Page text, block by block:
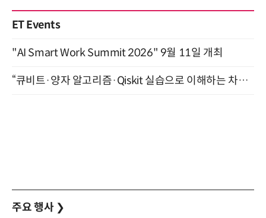
ET Events
"AI Smart Work Summit 2026" 9월 11일 개최
“큐비트·양자 알고리즘·Qiskit 실습으로 이해하는 차세대 컴퓨팅” (8/28)
주요 행사 ❯